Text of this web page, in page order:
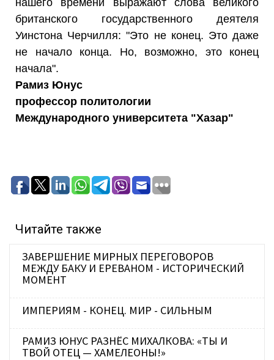
британского государственного деятеля
Уинстона Черчилля: "Это не конец. Это даже
не начало конца. Но, возможно, это конец
начала".
Рамиз Юнус
профессор политологии
Международного университета "Хазар"
Читайте также
ЗАВЕРШЕНИЕ МИРНЫХ ПЕРЕГОВОРОВ
МЕЖДУ БАКУ И ЕРЕВАНОМ - ИСТОРИЧЕСКИЙ
МОМЕНТ
ИМПЕРИЯМ - КОНЕЦ. МИР - СИЛЬНЫМ
РАМИЗ ЮНУС РАЗНЁС МИХАЛКОВА: «ТЫ И
ТВОЙ ОТЕЦ — ХАМЕЛЕОНЫ!»